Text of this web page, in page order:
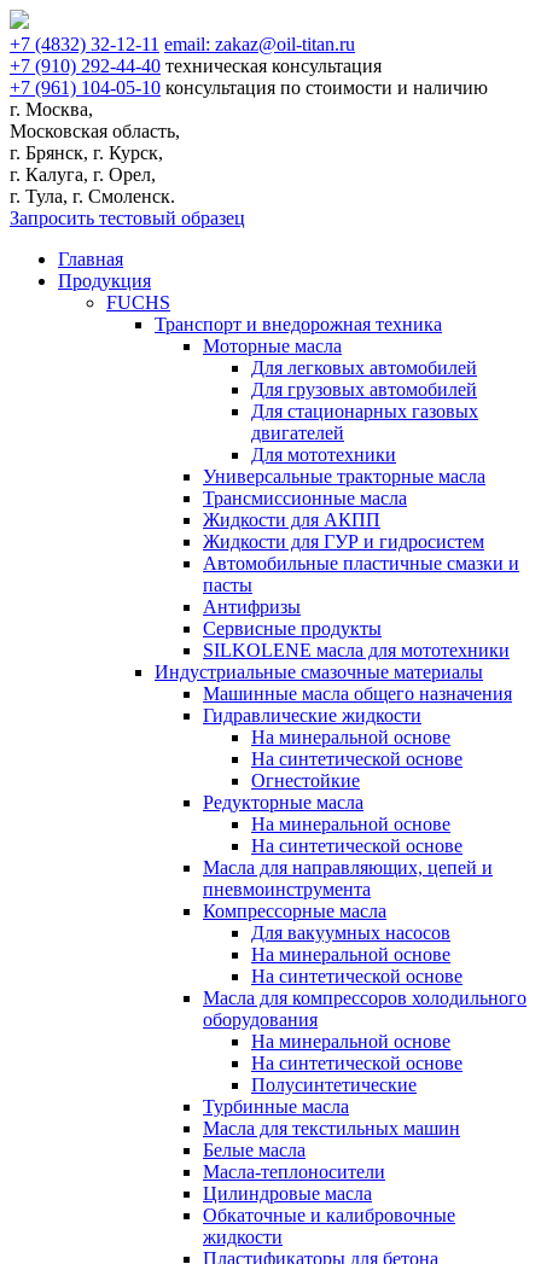
+7 (4832) 32-12-11 email: zakaz@oil-titan.ru
+7 (910) 292-44-40 техническая консультация
+7 (961) 104-05-10 консультация по стоимости и наличию
г. Москва,
Московская область,
г. Брянск, г. Курск,
г. Калуга, г. Орел,
г. Тула, г. Смоленск.
Запросить тестовый образец
Главная
Продукция
FUCHS
Транспорт и внедорожная техника
Моторные масла
Для легковых автомобилей
Для грузовых автомобилей
Для стационарных газовых
двигателей
Для мототехники
Универсальные тракторные масла
Трансмиссионные масла
Жидкости для АКПП
Жидкости для ГУР и гидросистем
Автомобильные пластичные смазки и
пасты
Антифризы
Сервисные продукты
SILKOLENE масла для мототехники
Индустриальные смазочные материалы
Машинные масла общего назначения
Гидравлические жидкости
На минеральной основе
На синтетической основе
Огнестойкие
Редукторные масла
На минеральной основе
На синтетической основе
Масла для направляющих, цепей и
пневмоинструмента
Компрессорные масла
Для вакуумных насосов
На минеральной основе
На синтетической основе
Масла для компрессоров холодильного
оборудования
На минеральной основе
На синтетической основе
Полусинтетические
Турбинные масла
Масла для текстильных машин
Белые масла
Масла-теплоносители
Цилиндровые масла
Обкаточные и калибровочные
жидкости
Пластификаторы для бетона